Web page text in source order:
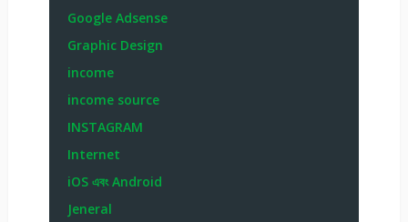
Google Adsense
Graphic Design
income
income source
INSTAGRAM
Internet
iOS এবং Android
Jeneral